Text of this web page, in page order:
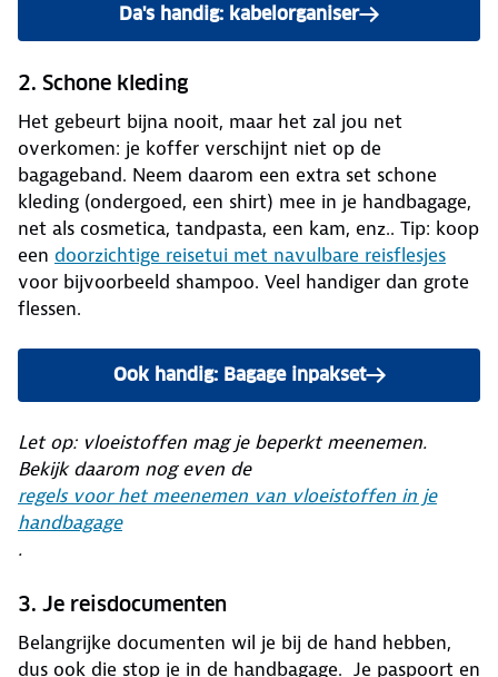
Da's handig: kabelorganiser
2. Schone kleding
Het gebeurt bijna nooit, maar het zal jou net
overkomen: je koffer verschijnt niet op de
bagageband. Neem daarom een extra set schone
kleding (ondergoed, een shirt) mee in je handbagage,
net als cosmetica, tandpasta, een kam, enz.. Tip: koop
een doorzichtige reisetui met navulbare reisflesjes
voor bijvoorbeeld shampoo. Veel handiger dan grote
flessen.
Ook handig: Bagage inpakset
Let op: vloeistoffen mag je beperkt meenemen.
Bekijk daarom nog even de
regels voor het meenemen van vloeistoffen in je
handbagage
.
3. Je reisdocumenten
Belangrijke documenten wil je bij de hand hebben,
dus ook die stop je in de handbagage. Je paspoort en